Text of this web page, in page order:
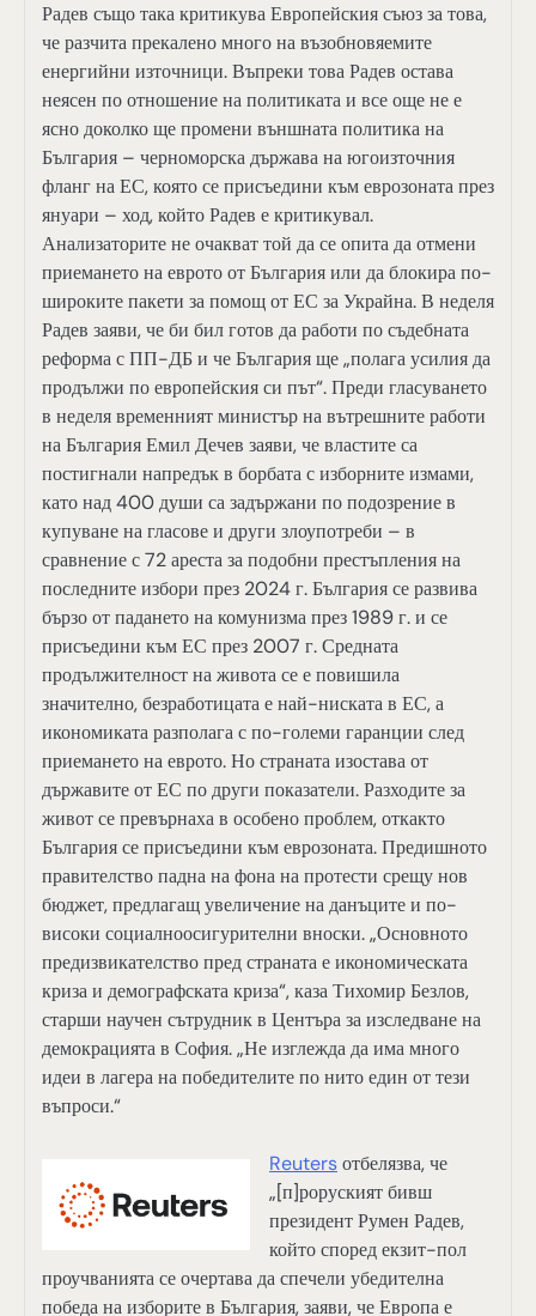
Радев също така критикува Европейския съюз за това,
че разчита прекалено много на възобновяемите
енергийни източници. Въпреки това Радев остава
неясен по отношение на политиката и все още не е
ясно доколко ще промени външната политика на
България – черноморска държава на югоизточния
фланг на ЕС, която се присъедини към еврозоната през
януари – ход, който Радев е критикувал.
Анализаторите не очакват той да се опита да отмени
приемането на еврото от България или да блокира по-
широките пакети за помощ от ЕС за Украйна. В неделя
Радев заяви, че би бил готов да работи по съдебната
реформа с ПП-ДБ и че България ще „полага усилия да
продължи по европейския си път“. Преди гласуването
в неделя временният министър на вътрешните работи
на България Емил Дечев заяви, че властите са
постигнали напредък в борбата с изборните измами,
като над 400 души са задържани по подозрение в
купуване на гласове и други злоупотреби – в
сравнение с 72 ареста за подобни престъпления на
последните избори през 2024 г. България се развива
бързо от падането на комунизма през 1989 г. и се
присъедини към ЕС през 2007 г. Средната
продължителност на живота се е повишила
значително, безработицата е най-ниската в ЕС, а
икономиката разполага с по-големи гаранции след
приемането на еврото. Но страната изостава от
държавите от ЕС по други показатели. Разходите за
живот се превърнаха в особено проблем, откакто
България се присъедини към еврозоната. Предишното
правителство падна на фона на протести срещу нов
бюджет, предлагащ увеличение на данъците и по-
високи социалноосигурителни вноски. „Основното
предизвикателство пред страната е икономическата
криза и демографската криза“, каза Тихомир Безлов,
старши научен сътрудник в Центъра за изследване на
демокрацията в София. „Не изглежда да има много
идеи в лагера на победителите по нито един от тези
въпроси.“
Reutersотбелязва, че
„[п]роруският бивш
президент Румен Радев,
който според екзит-пол
проучванията се очертава да спечели убедителна
победа на изборите в България, заяви, че Европа е